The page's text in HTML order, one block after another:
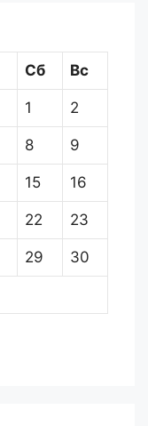
Сб Вс
1 2
8 9
15 16
22 23
29 30